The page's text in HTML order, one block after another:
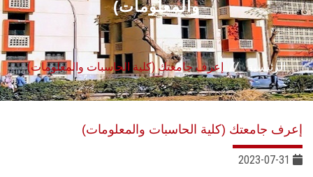
الشئون الأكاديمية
البحث العلمي
الرعاية الصحية
المراكز والوحدات
والمعلومات)
الرئيسية إعرف جامعتك (كلية الحاسبات والمعلومات)
إعرف جامعتك (كلية الحاسبات والمعلومات)